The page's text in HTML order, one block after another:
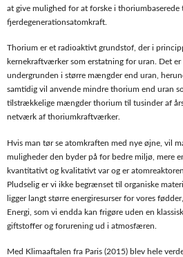
at give mulighed for at forske i thoriumbaserede
fjerdegenerationsatomkraft.
Thorium er et radioaktivt grundstof, der i
kernekraftværker som erstatning for uran. Det
undergrunden i større mængder end uran,
samtidig vil anvende mindre thorium end uran
tilstrækkelige mængder thorium til tusinder af
netværk af thoriumkraftværker.
Hvis man tør se atomkraften med nye øjne, vil
muligheder den byder på for bedre miljø, mere
kvantitativt og kvalitativt var og er
Pludselig er vi ikke begrænset til organiske
ligger langt større energiresurser for vores
Energi, som vi endda kan frigøre uden en
giftstoffer og forurening ud i atmosfæren.
Med Klimaaftalen fra Paris (2015) blev hele